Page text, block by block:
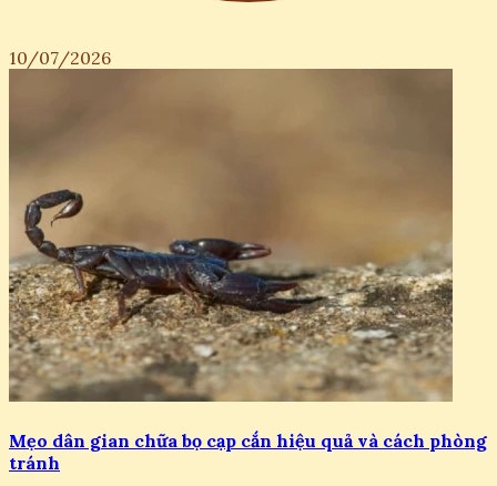
10/07/2026
Mẹo dân gian chữa bọ cạp cắn hiệu quả và cách phòng
tránh